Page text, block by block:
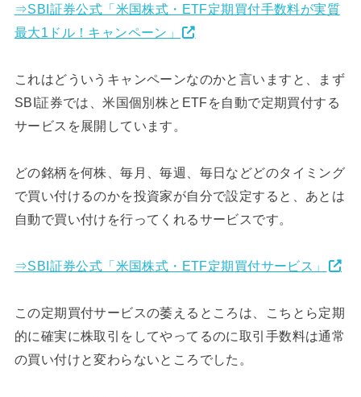
⇒SBI証券公式「米国株式・ETF定期買付手数料が実質
最大1ドル！キャンペーン」
これはどういうキャンペーンなのかと言いますと、まず
SBI証券では、米国個別株とETFを自動で定期買付する
サービスを展開しています。
どの銘柄を何株、毎月、毎週、毎日などどのタイミング
で買い付けるのかを投資家が自分で設定すると、あとは
自動で買い付けを行ってくれるサービスです。
⇒SBI証券公式「米国株式・ETF定期買付サービス」
この定期買付サービスの萎えるところは、こちとら定期
的に確実に株取引をしてやってるのに取引手数料は通常
の買い付けと変わらないところでした。